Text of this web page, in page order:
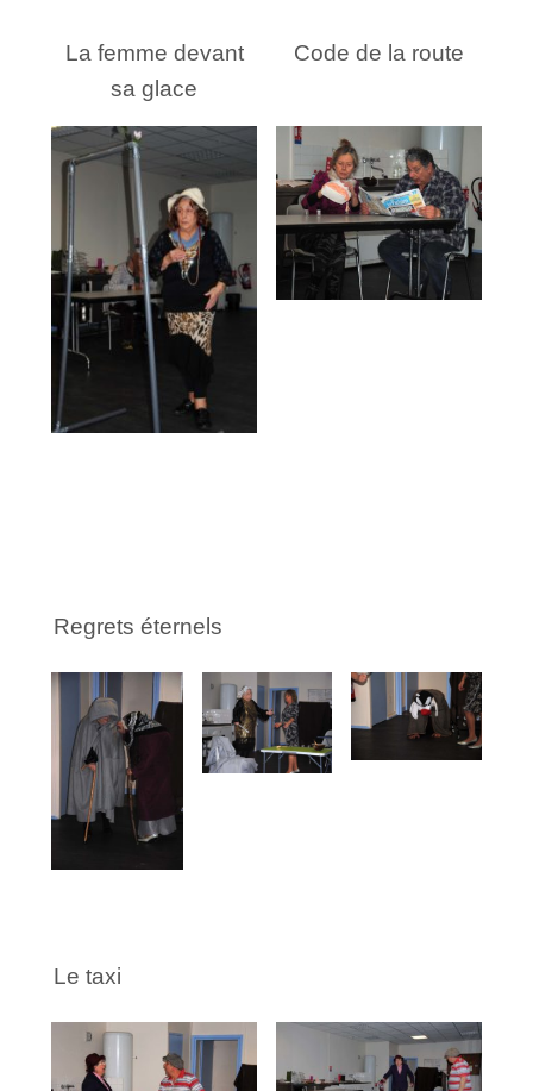
La femme devant
sa glace
Code de la route
Regrets éternels
Le taxi